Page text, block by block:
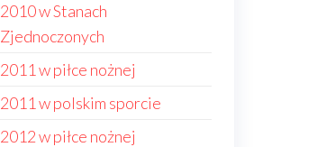
2010 w Stanach
Zjednoczonych
2011 w piłce nożnej
2011 w polskim sporcie
2012 w piłce nożnej